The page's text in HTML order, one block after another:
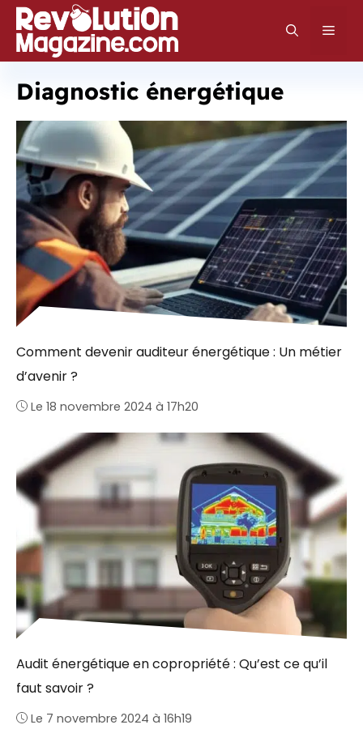
Aller
au
contenu
Diagnostic énergétique
Comment devenir auditeur énergétique : Un métier
d’avenir ?
Le 18 novembre 2024 à 17h20
Audit énergétique en copropriété : Qu’est ce qu’il
faut savoir ?
Le 7 novembre 2024 à 16h19